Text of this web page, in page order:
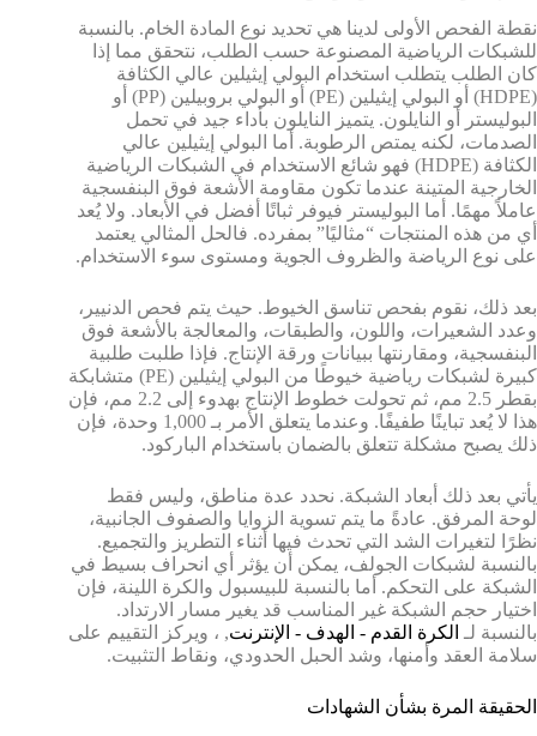
نقطة الفحص الأولى لدينا هي تحديد نوع المادة الخام. بالنسبة
للشبكات الرياضية المصنوعة حسب الطلب، نتحقق مما إذا
كان الطلب يتطلب استخدام البولي إيثيلين عالي الكثافة
(HDPE) أو البولي إيثيلين (PE) أو البولي بروبيلين (PP) أو
البوليستر أو النايلون. يتميز النايلون بأداء جيد في تحمل
الصدمات، لكنه يمتص الرطوبة. أما البولي إيثيلين عالي
الكثافة (HDPE) فهو شائع الاستخدام في الشبكات الرياضية
الخارجية المتينة عندما تكون مقاومة الأشعة فوق البنفسجية
عاملاً مهمًا. أما البوليستر فيوفر ثباتًا أفضل في الأبعاد. ولا يُعد
أي من هذه المنتجات “مثاليًا” بمفرده. فالحل المثالي يعتمد
على نوع الرياضة والظروف الجوية ومستوى سوء الاستخدام.
بعد ذلك، نقوم بفحص تناسق الخيوط. حيث يتم فحص الدنيير،
وعدد الشعيرات، واللون، والطبقات، والمعالجة بالأشعة فوق
البنفسجية، ومقارنتها ببيانات ورقة الإنتاج. فإذا طلبت طلبية
كبيرة لشبكات رياضية خيوطًا من البولي إيثيلين (PE) متشابكة
بقطر 2.5 مم، ثم تحولت خطوط الإنتاج بهدوء إلى 2.2 مم، فإن
هذا لا يُعد تباينًا طفيفًا. وعندما يتعلق الأمر بـ 1,000 وحدة، فإن
ذلك يصبح مشكلة تتعلق بالضمان باستخدام الباركود.
يأتي بعد ذلك أبعاد الشبكة. نحدد عدة مناطق، وليس فقط
لوحة المرفق. عادةً ما يتم تسوية الزوايا والصفوف الجانبية،
نظرًا لتغيرات الشد التي تحدث فيها أثناء التطريز والتجميع.
بالنسبة لشبكات الجولف، يمكن أن يؤثر أي انحراف بسيط في
الشبكة على التحكم. أما بالنسبة للبيسبول والكرة اللينة، فإن
اختيار حجم الشبكة غير المناسب قد يغير مسار الارتداد.
بالنسبة لـ الكرة القدم - الهدف - الإنترنت, ، ويركز التقييم على
سلامة العقد وأمنها، وشد الحبل الحدودي، ونقاط التثبيت.
الحقيقة المرة بشأن الشهادات